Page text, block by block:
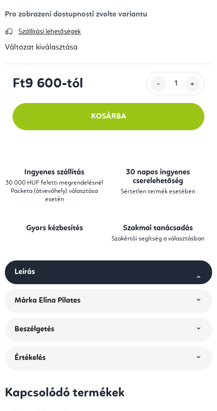
Szállítási lehetőségek
Változat kiválasztása
Ft9 600-tól
KOSÁRBA
Ingyenes szállítás
30 000 HUF feletti megrendelésnél
Packeta (átvevőhely) választása
esetén
30 napos ingyenes
cserelehetőség
Sértetlen termék esetében
Gyors kézbesítés Szakmai tanácsadás
Szakértői segítség a választásban
Leírás
Márka Elina Pilates
Beszélgetés
Értékelés
Kapcsolódó termékek